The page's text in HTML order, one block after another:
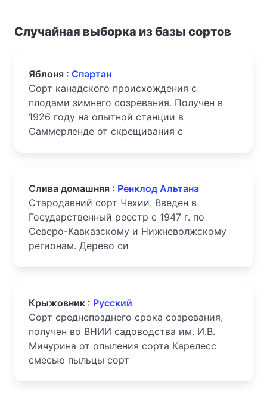
Случайная выборка из базы сортов
Яблоня : Спартан
Сорт канадского происхождения с
плодами зимнего созревания. Получен в
1926 году на опытной станции в
Саммерленде от скрещивания с
Слива домашняя : Ренклод Альтана
Стародавний сорт Чехии. Введен в
Государственный реестр с 1947 г. по
Северо-Кавказскому и Нижневолжскому
регионам. Дерево си
Крыжовник : Русский
Сорт среднепозднего срока созревания,
получен во ВНИИ садоводства им. И.В.
Мичурина от опыления сорта Карелесс
смесью пыльцы сорт